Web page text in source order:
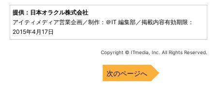
提供：日本オラクル株式会社
アイティメディア営業企画／制作：＠IT 編集部／掲載内容有効期限：
2015年4月17日
Copyright © ITmedia, Inc. All Rights Reserved.
次のページへ